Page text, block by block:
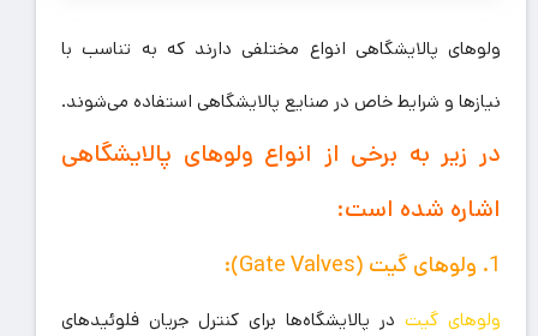
ولوهای پالایشگاهی انواع مختلفی دارند که به تناسب با
نیازها و شرایط خاص در صنایع پالایشگاهی استفاده می‌شوند.
در زیر به برخی از انواع ولوهای پالایشگاهی
اشاره شده است:
1. ولوهای گیت (Gate Valves):
ولوهای گیت در پالایشگاه‌ها برای کنترل جریان فلوئیدهای